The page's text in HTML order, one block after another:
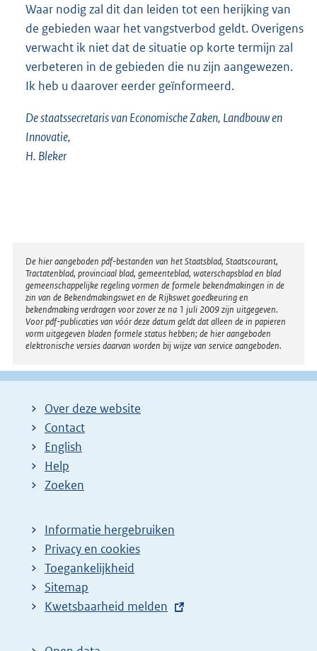
Waar nodig zal dit dan leiden tot een herijking van
de gebieden waar het vangstverbod geldt. Overigens
verwacht ik niet dat de situatie op korte termijn zal
verbeteren in de gebieden die nu zijn aangewezen.
Ik heb u daarover eerder geïnformeerd.
De staatssecretaris van Economische Zaken, Landbouw en
Innovatie,
H. Bleker
Disclaimer
De hier aangeboden pdf-bestanden van het Staatsblad, Staatscourant,
Tractatenblad, provinciaal blad, gemeenteblad, waterschapsblad en blad
gemeenschappelijke regeling vormen de formele bekendmakingen in de
zin van de Bekendmakingswet en de Rijkswet goedkeuring en
bekendmaking verdragen voor zover ze na 1 juli 2009 zijn uitgegeven.
Voor pdf-publicaties van vóór deze datum geldt dat alleen de in papieren
vorm uitgegeven bladen formele status hebben; de hier aangeboden
elektronische versies daarvan worden bij wijze van service aangeboden.
Over deze website
Contact
English
Help
Zoeken
Informatie hergebruiken
Privacy en cookies
Toegankelijkheid
Sitemap
E
t
Kwetsbaarheid melden